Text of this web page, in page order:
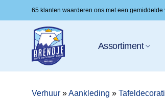
naar
65 klanten waarderen ons met een gemiddelde
Assortiment
Verhuur »Aankleding »